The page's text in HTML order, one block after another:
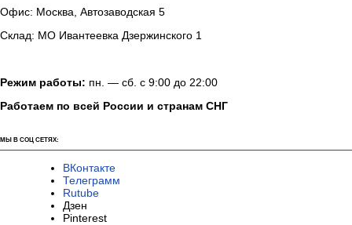
Офис: Москва, Автозаводская 5
Склад: МО Ивантеевка Дзержинского 1
Режим работы: пн. — сб. с 9:00 до 22:00
Работаем по всей России и странам СНГ
МЫ В СОЦ СЕТЯХ:
ВКонтакте
Телеграмм
Rutube
Дзен
Pinterest